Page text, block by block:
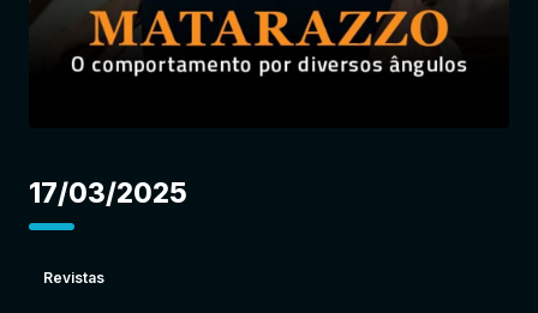
17/03/2025
Revistas